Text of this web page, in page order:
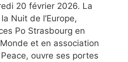
20 février 2026. La
Nuit de l’Europe,
Po Strasbourg en
et en association
ouvre ses portes